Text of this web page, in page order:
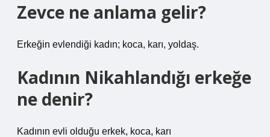
Zevce ne anlama gelir?
Erkeğin evlendiği kadın; koca, karı, yoldaş.
Kadının Nikahlandığı erkeğe
ne denir?
Kadının evli olduğu erkek, koca, karı